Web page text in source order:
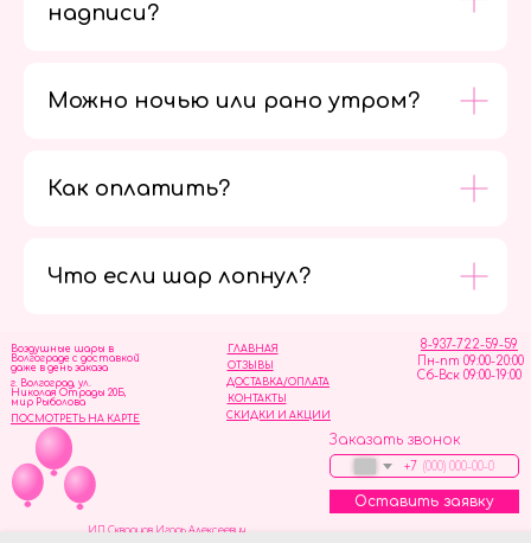
надписи?
Можно ночью или рано утром?
Как оплатить?
Что если шар лопнул?
ОТЗЫВЫ
ГЛАВНАЯ
ДОСТАВКА/ОПЛАТА
СКИДКИ И АКЦИИ
КОНТАКТЫ
8-937-722-59-59
Пн-пт 09:00-20:00
Сб-Вск 09:00-19:00
Воздушные шары в
Волгограде с доставкой
даже в день заказа
Заказать звонок
+7
Оставить заявку
г. Волгоград, ул.
Николая Отрады 20Б,
мир Рыболова
ПОСМОТРЕТЬ НА КАРТЕ
ИП Скворцов Игорь Алексеевич